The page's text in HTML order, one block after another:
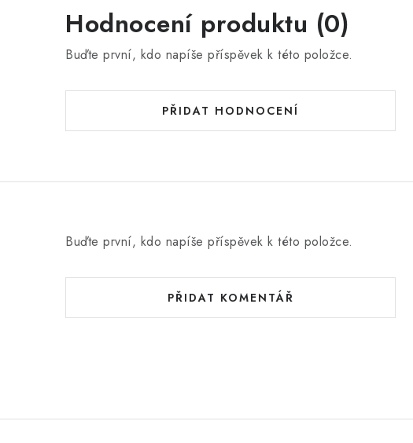
Hodnocení produktu (0)
Buďte první, kdo napíše příspěvek k této položce.
PŘIDAT HODNOCENÍ
Buďte první, kdo napíše příspěvek k této položce.
PŘIDAT KOMENTÁŘ